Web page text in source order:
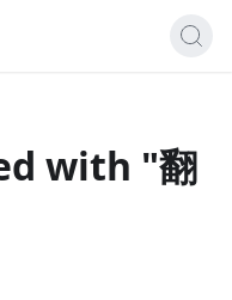
with "翻